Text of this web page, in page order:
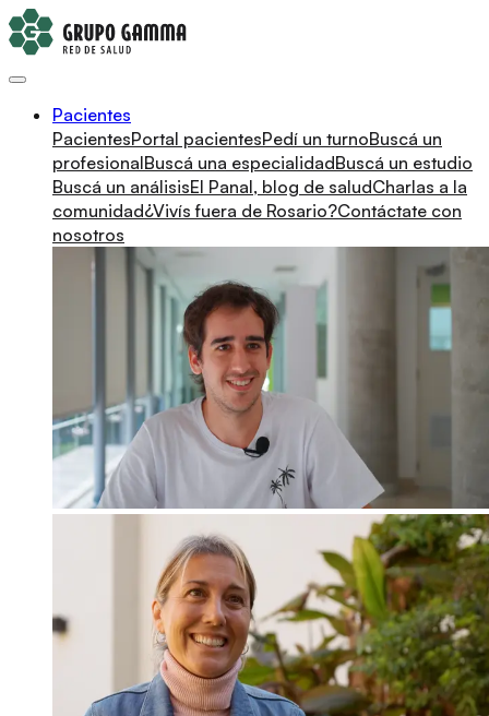
Pacientes
PacientesPortal pacientesPedí un turnoBuscá un
profesionalBuscá una especialidadBuscá un estudio
Buscá un análisisEl Panal, blog de saludCharlas a la
comunidad¿Vivís fuera de Rosario?Contáctate con
nosotros